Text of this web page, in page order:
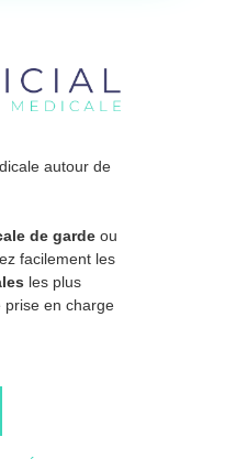
autour de
de garde ou
facilement les
les plus
prise en charge